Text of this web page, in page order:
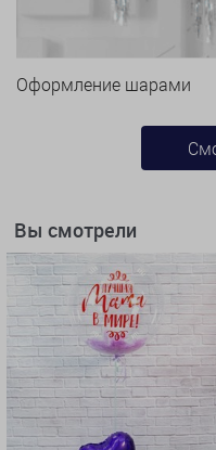
Оформление шарами
Вы смотрели